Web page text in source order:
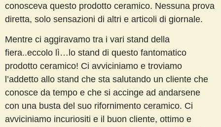
conosceva questo prodotto ceramico. Nessuna prova
diretta, solo sensazioni di altri e articoli di giornale.
Mentre ci aggiravamo tra i vari stand della
fiera..eccolo lì…lo stand di questo fantomatico
prodotto ceramico! Ci avviciniamo e troviamo
l’addetto allo stand che sta salutando un cliente che
conosce da tempo e che si accinge ad andarsene
con una busta del suo rifornimento ceramico. Ci
avviciniamo incuriositi e il buon cliente, ottimo e